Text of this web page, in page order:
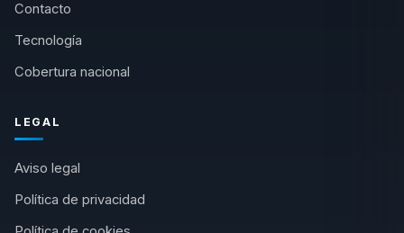
Contacto
Tecnología
Cobertura nacional
LEGAL
Aviso legal
Política de privacidad